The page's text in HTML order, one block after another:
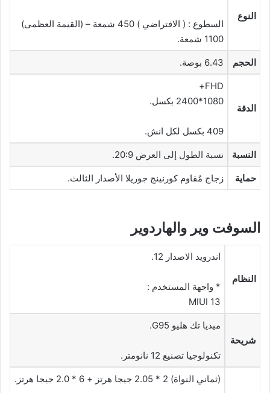
النوع
السطوع : ( الافتراضي ) 450 شمعة – (القيمة العظمى)
1100 شمعة.
الحجم 6.43 بوصة.
الدقة
FHD+
1080*2400 بكسل.
409 بكسل لكل انش.
النسبة نسبة الطول إلى العرض 20:9.
حماية زجاج مُقاوم كورنينج جوريلا الأصدار الثالث.
السوفت وير والهاردوير
النظام
اندرويد الاصدار 12.
* واجهة المستخدم :
MIUI 13
شريحة
ميديا تك هليو G95.
تكنولوجيا تصنيع 12 نانومتر.
(ثماني النواة) 2 * 2.05 جيجا هرتز + 6 * 2.0 جيجا هرتز.